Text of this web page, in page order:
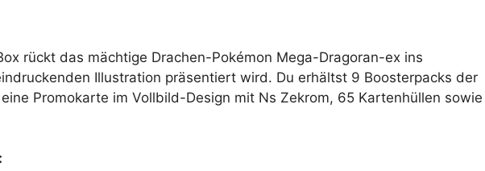
rückt das mächtige Drachen-Pokémon Mega-Dragoran-ex ins
Illustration präsentiert wird. Du erhältst 9 Boosterpacks der
Promokarte im Vollbild-Design mit Ns Zekrom, 65 Kartenhüllen sowie